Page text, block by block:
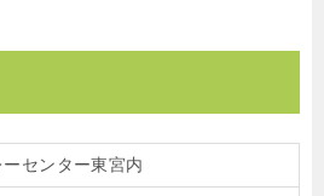
ーセンター東宮内